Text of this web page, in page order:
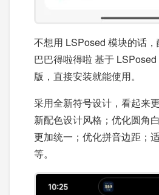
不想用 LSPosed 模块的话
巴巴得啦得啦 基于
版，直接安装就能使用。
采用全新符号设计，看起来
新配色设计风格；优化圆角
更加统一；优化拼音边距；
等。